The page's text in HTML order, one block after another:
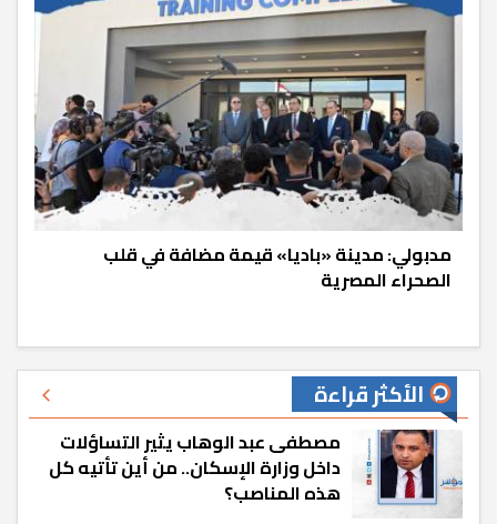
مدبولي: مدينة «باديا» قيمة مضافة في قلب
الصحراء المصرية
الأكثر قراءة
مصطفى عبد الوهاب يثير التساؤلات
داخل وزارة الإسكان.. من أين تأتيه كل
هذه المناصب؟